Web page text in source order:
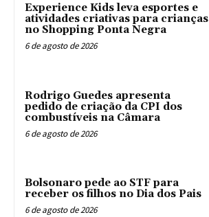
Experience Kids leva esportes e
atividades criativas para crianças
no Shopping Ponta Negra
6 de agosto de 2026
Rodrigo Guedes apresenta
pedido de criação da CPI dos
combustíveis na Câmara
6 de agosto de 2026
Bolsonaro pede ao STF para
receber os filhos no Dia dos Pais
6 de agosto de 2026